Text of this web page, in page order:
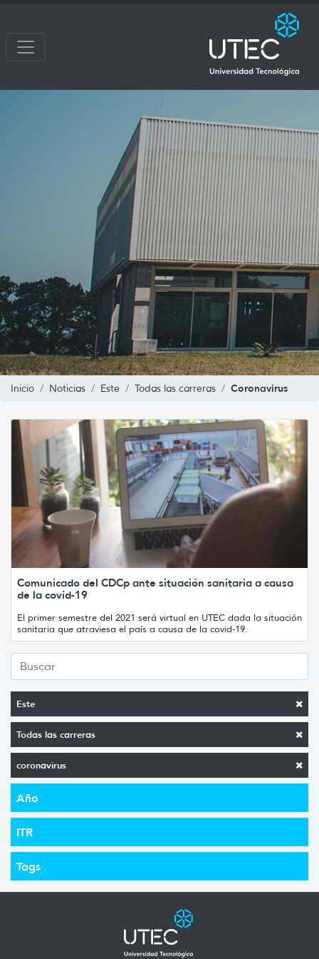
Inicio Noticias Este Todas las carreras Coronavirus
Este
Todas las carreras
coronavirus
Año
ITR
Tags
Comunicado del CDCp ante situación sanitaria a causa
de la covid-19
El primer semestre del 2021 será virtual en UTEC dada la situación
sanitaria que atraviesa el país a causa de la covid-19.